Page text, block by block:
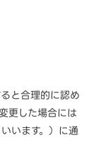
と合理的に認め
更した場合には
います。）に通